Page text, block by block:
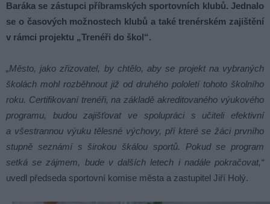
Baráka se zástupci příbramských sportovních klubů. Jednalo
se o časových možnostech klubů a také trenérském zajištění
v rámci projektu „Trenéři do škol“.
„Město, jako zřizovatel, by chtělo, aby se projekt na vybraných
školách mohl rozběhnout již od druhého pololetí tohoto školního
roku. Certifikovaní trenéři, na základě akreditovaného výukového
programu, budou zajišťovat ve spolupráci s učiteli efektivní
a všestrannou výuku tělesné výchovy, při které se žáci prvního
stupně seznámí s širokou škálou sportů. Pokud se program
setká se zájmem, bude v dalších letech i nadále pokračovat,“
uvedl předseda sportovní komise města a zastupitel Jiří Holý.